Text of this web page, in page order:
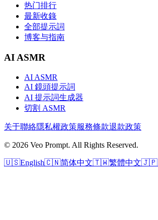
热门排行
最新收錄
全部提示詞
博客与指南
AI ASMR
AI ASMR
AI 鏡頭提示詞
AI 提示詞生成器
切割 ASMR
关于聯絡隱私權政策服務條款退款政策
© 2026 Veo Prompt. All Rights Reserved.
🇺🇸English🇨🇳简体中文🇹🇼繁體中文🇯🇵